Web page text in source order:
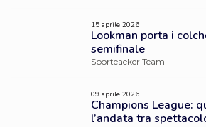
15 aprile 2026
Lookman porta i
semifinale
Sporteaeker Team
09 aprile 2026
Champions League:
l’andata tra